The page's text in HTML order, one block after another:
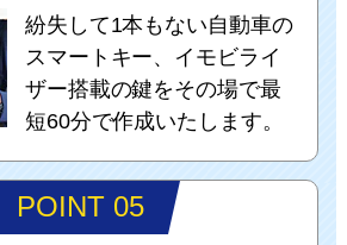
紛失して1本もない自動車の
スマートキー、イモビライ
ザー搭載の鍵をその場で最
短60分で作成いたします。
POINT 05